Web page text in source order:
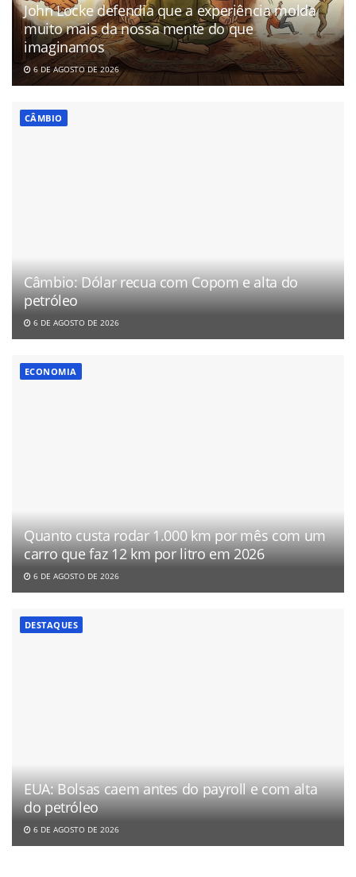
John Locke defendia que a experiência molda
muito mais da nossa mente do que
imaginamos
6 DE AGOSTO DE 2026
CÂMBIO
Câmbio: Dólar recua com Copom e alta do
petróleo
6 DE AGOSTO DE 2026
ECONOMIA
Quanto custa rodar 1.000 km por mês com um
carro que faz 12 km por litro em 2026
6 DE AGOSTO DE 2026
DESTAQUES
EUA: Bolsas caem antes do payroll e com alta
do petróleo
6 DE AGOSTO DE 2026